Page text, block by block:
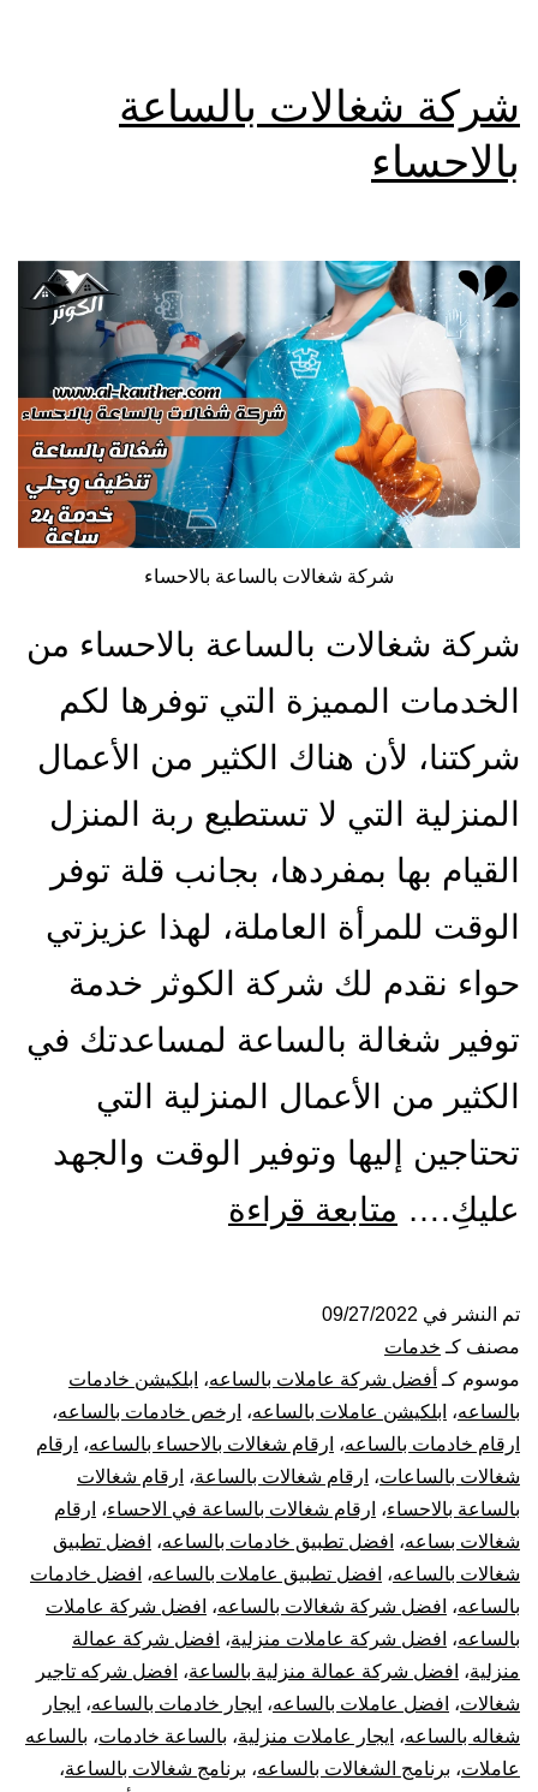
شركة شغالات بالساعة
بالاحساء
شركة شغالات بالساعة بالاحساء
شركة شغالات بالساعة بالاحساء من
الخدمات المميزة التي توفرها لكم
شركتنا، لأن هناك الكثير من الأعمال
المنزلية التي لا تستطيع ربة المنزل
القيام بها بمفردها، بجانب قلة توفر
الوقت للمرأة العاملة، لهذا عزيزتي
حواء نقدم لك شركة الكوثر خدمة
توفير شغالة بالساعة لمساعدتك في
الكثير من الأعمال المنزلية التي
تحتاجين إليها وتوفير الوقت والجهد
عليكِ.… متابعة قراءة
بالاحساء
تم النشر في 09/27/2022
مصنف كـ خدمات
موسوم كـ أفضل شركة عاملات بالساعه، ابلكيشن خادمات
بالساعه، ابلكيشن عاملات بالساعه، ارخص خادمات بالساعه،
ارقام خادمات بالساعه، ارقام شغالات بالاحساء بالساعه، ارقام
شغالات بالساعات، ارقام شغالات بالساعة، ارقام شغالات
بالساعة بالاحساء، ارقام شغالات بالساعة في الاحساء، ارقام
شغالات بساعه، افضل تطبيق خادمات بالساعه، افضل تطبيق
شغالات بالساعه، افضل تطبيق عاملات بالساعه، افضل خادمات
بالساعه، افضل شركة شغالات بالساعه، افضل شركة عاملات
بالساعه، افضل شركة عاملات منزلية، افضل شركة عمالة
منزلية، افضل شركة عمالة منزلية بالساعة، افضل شركه تاجير
شغالات، افضل عاملات بالساعه، ايجار خادمات بالساعه، ايجار
شغاله بالساعه، ايجار عاملات منزلية، بالساعة خادمات، بالساعه
عاملات، برنامج الشغالات بالساعه، برنامج شغالات بالساعة،